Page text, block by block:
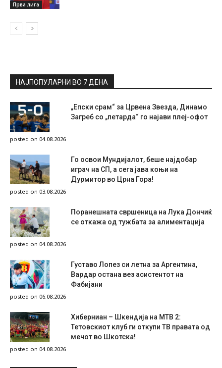
Прва лига
НАЈПОПУЛАРНИ ВО 7 ДЕНА
„Епски срам“ за Црвена Звезда, Динамо
Загреб со „петарда“ го најави плеј-офот
posted on 04.08.2026
Го освои Мундијалот, беше најдобар
играч на СП, а сега јава коњи на
Дурмитор во Црна Гора!
posted on 03.08.2026
Поранешната свршеница на Лука Дончиќ
се откажа од тужбата за алиментација
posted on 04.08.2026
Густаво Лопез си летна за Аргентина,
Вардар остана вез асистентот на
Фабијани
posted on 06.08.2026
Хиберниан – Шкендија на МТВ 2:
Тетовскиот клуб ги откупи ТВ правата од
мечот во Шкотска!
posted on 04.08.2026